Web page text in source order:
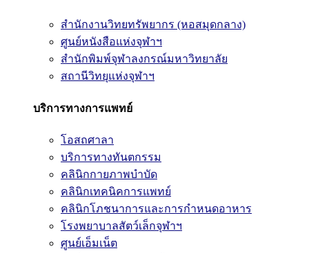
สำนักงานวิทยทรัพยากร (หอสมุดกลาง)
ศูนย์หนังสือแห่งจุฬาฯ
สำนักพิมพ์จุฬาลงกรณ์มหาวิทยาลัย
สถานีวิทยุแห่งจุฬาฯ
บริการทางการแพทย์
โอสถศาลา
บริการทางทันตกรรม
คลินิกกายภาพบำบัด
คลินิกเทคนิคการแพทย์
คลินิกโภชนาการและการกำหนดอาหาร
โรงพยาบาลสัตว์เล็กจุฬาฯ
ศูนย์เอ็มเน็ต